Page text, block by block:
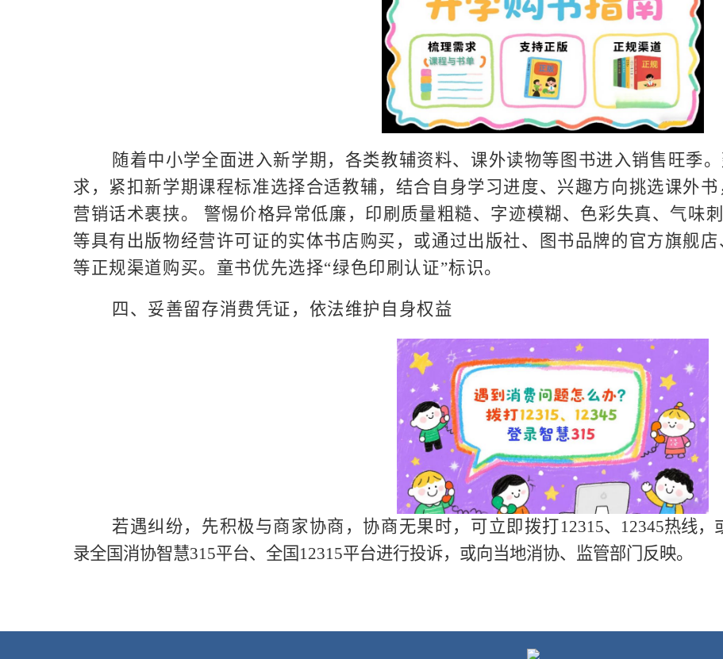
随着中小学全面进入新学期，各类教辅资料、课外读物等图书进入销售旺季
求，紧扣新学期课程标准选择合适教辅，结合自身学习进度、兴趣方向挑选课外
营销话术裹挟。 警惕价格异常低廉，印刷质量粗糙、字迹模糊、色彩失真、气味
等具有出版物经营许可证的实体书店购买，或通过出版社、图书品牌的官方旗舰
等正规渠道购买。童书优先选择“绿色印刷认证”标识。
四、妥善留存消费凭证，依法维护自身权益
若遇纠纷，先积极与商家协商，协商无果时，可立即拨打12315、 12345热线，
录全国消协智慧315平台、全国 12315平台进行投诉，或向当地消协、监管部门反映。